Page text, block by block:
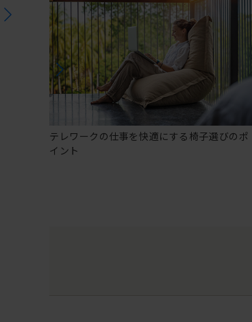
テレワークの仕事を快適にする椅子選びのポ
イント